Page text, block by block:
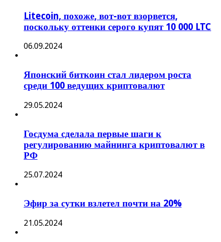
Litecoin, похоже, вот-вот взорвется,
поскольку оттенки серого купят 10 000 LTC
06.09.2024
Японский биткоин стал лидером роста
среди 100 ведущих криптовалют
29.05.2024
Госдума сделала первые шаги к
регулированию майнинга криптовалют в
РФ
25.07.2024
Эфир за сутки взлетел почти на 20%
21.05.2024